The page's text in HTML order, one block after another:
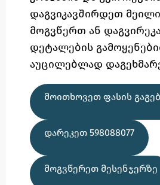
დაგვიკავშირდეთ
მოგვწერთ ან
დეტალების
აუცილებლად
ᲛᲝᲘᲗᲮᲝᲕᲔᲗ ᲤᲐᲡᲘᲡ
ᲓᲐᲠᲔᲙᲔᲗ 598088077
ᲛᲝᲒᲕᲬᲔᲠᲔᲗ ᲛᲔᲡᲔᲜᲯᲔᲠᲖᲔ